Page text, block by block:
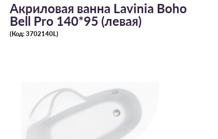
Акриловая ванна Lavinia Boho
Bell Pro 140*95 (левая)
(Код:3702140L )